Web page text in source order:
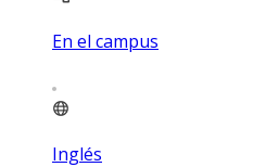
En el campus
Inglés